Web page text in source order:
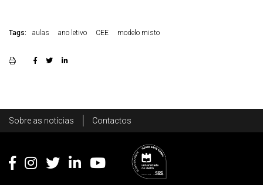
Tags: aulas ano letivo CEE modelo misto
Footer
Sobre as notícias Contactos